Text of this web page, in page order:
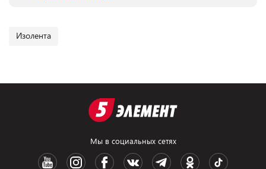
Изолента
Мы в социальных сетях